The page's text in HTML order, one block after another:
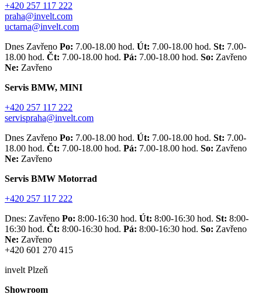
+420 257 117 222
praha@invelt.com
uctarna@invelt.com
Dnes Zavřeno Po: 7.00-18.00 hod. Út: 7.00-18.00 hod. St: 7.00-
18.00 hod. Čt: 7.00-18.00 hod. Pá: 7.00-18.00 hod. So: Zavřeno
Ne: Zavřeno
Servis BMW, MINI
+420 257 117 222
servispraha@invelt.com
Dnes Zavřeno Po: 7.00-18.00 hod. Út: 7.00-18.00 hod. St: 7.00-
18.00 hod. Čt: 7.00-18.00 hod. Pá: 7.00-18.00 hod. So: Zavřeno
Ne: Zavřeno
Servis BMW Motorrad
+420 257 117 222
Dnes: Zavřeno Po: 8:00-16:30 hod. Út: 8:00-16:30 hod. St: 8:00-
16:30 hod. Čt: 8:00-16:30 hod. Pá: 8:00-16:30 hod. So: Zavřeno
Ne: Zavřeno
+420 601 270 415
invelt Plzeň
Showroom